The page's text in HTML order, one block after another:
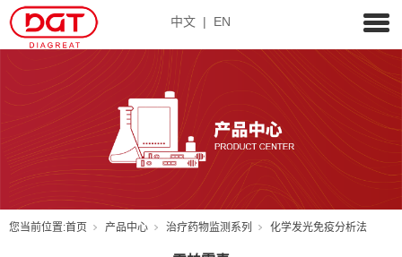
中文 | EN
您当前位置:首页 产品中心 治疗药物监测系列 化学发光免疫分析法